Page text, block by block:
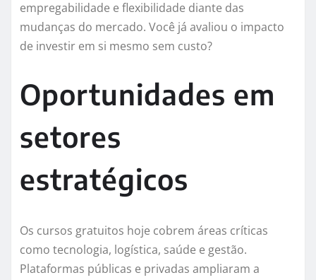
empregabilidade e flexibilidade diante das
mudanças do mercado. Você já avaliou o impacto
de investir em si mesmo sem custo?
Oportunidades em
setores
estratégicos
Os cursos gratuitos hoje cobrem áreas críticas
como tecnologia, logística, saúde e gestão.
Plataformas públicas e privadas ampliaram a